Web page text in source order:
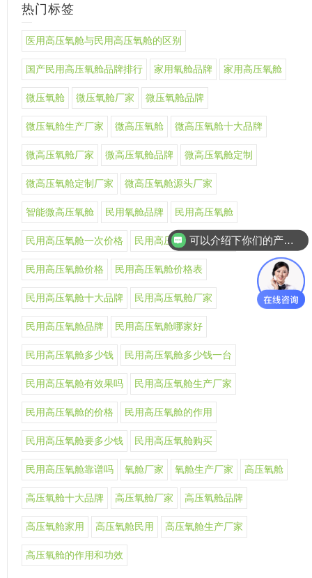
热门标签
医用高压氧舱与民用高压氧舱的区别
国产民用高压氧舱品牌排行 家用氧舱品牌 家用高压氧舱
微压氧舱 微压氧舱厂家 微压氧舱品牌
微压氧舱生产厂家 微高压氧舱 微高压氧舱十大品牌
微高压氧舱厂家 微高压氧舱品牌 微高压氧舱定制
微高压氧舱定制厂家 微高压氧舱源头厂家
智能微高压氧舱 民用氧舱品牌 民用高压氧舱
民用高压氧舱一次价格 民用高压氧舱上市公司
民用高压氧舱价格 民用高压氧舱价格表
民用高压氧舱十大品牌 民用高压氧舱厂家
民用高压氧舱品牌 民用高压氧舱哪家好
民用高压氧舱多少钱 民用高压氧舱多少钱一台
民用高压氧舱有效果吗 民用高压氧舱生产厂家
民用高压氧舱的价格 民用高压氧舱的作用
民用高压氧舱要多少钱 民用高压氧舱购买
民用高压氧舱靠谱吗 氧舱厂家 氧舱生产厂家 高压氧舱
高压氧舱十大品牌 高压氧舱厂家 高压氧舱品牌
高压氧舱家用 高压氧舱民用 高压氧舱生产厂家
高压氧舱的作用和功效
可以介绍下你们的产品么